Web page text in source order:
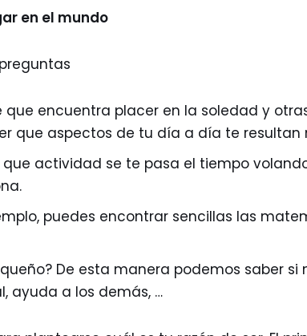
en el mundo
que encuentra placer en la soledad y
que aspectos de tu día a día te resultan
actividad se te pasa el tiempo
puedes encontrar sencillas las
De esta manera podemos saber si
ayuda a los demás, …